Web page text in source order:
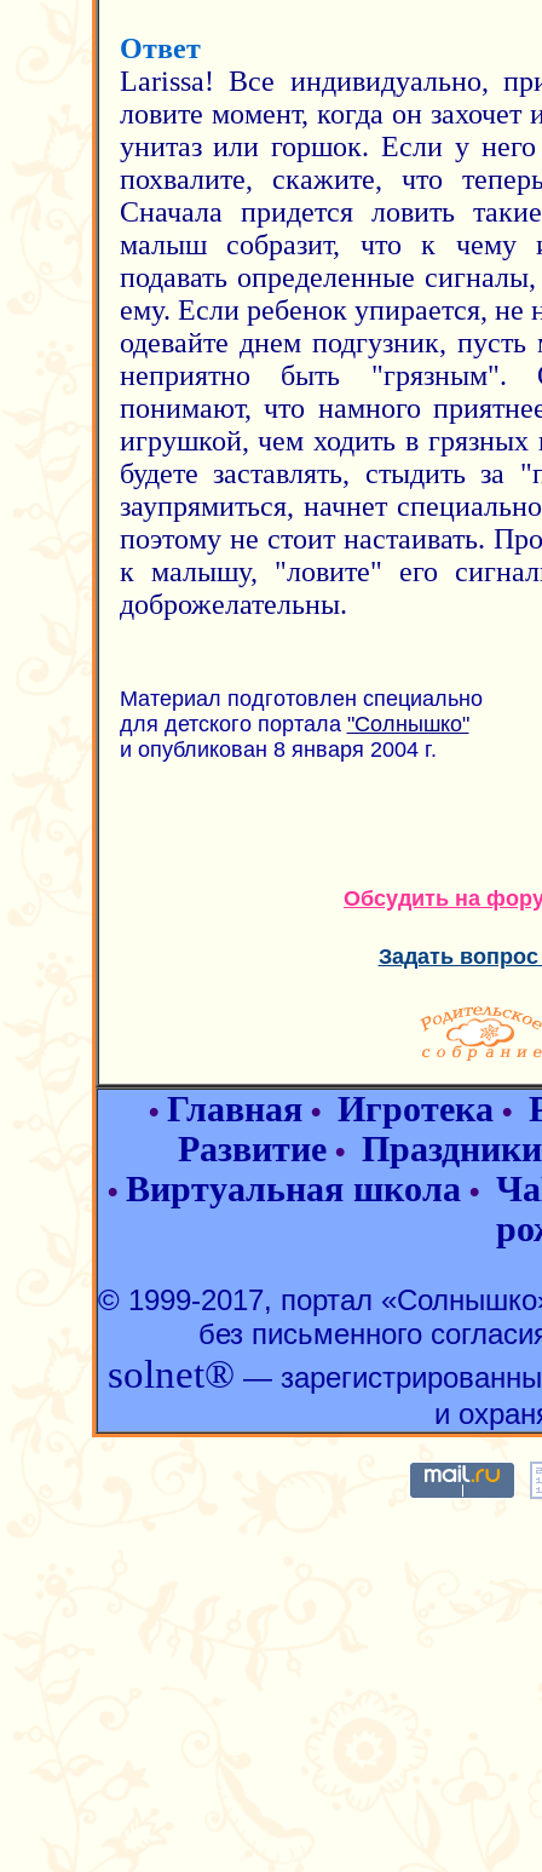
Ответ
Larissa! Все индивидуально,
ловите момент, когда он захочет
унитаз или горшок. Если у него
похвалите, скажите, что
Сначала придется ловить
малыш собразит, что к чему
подавать определенные
ему. Если ребенок упирается, не
одевайте днем подгузник,
неприятно быть "грязным".
понимают, что намного
игрушкой, чем ходить в
будете заставлять, стыдить
заупрямиться, начнет
поэтому не стоит настаивать.
к малышу, "ловите" его
доброжелательны.
Материал подготовлен специально
для детского портала "Солнышко"
и опубликован 8 января 2004 г.
Обсудить на
Задать
• Главная • Игротека •
Развитие• Праздники
• Виртуальная школа •
© 1999-2017, портал
без письменного
solnet® —
и